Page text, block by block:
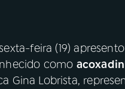
feira (19)
como
Gina Lobrista,